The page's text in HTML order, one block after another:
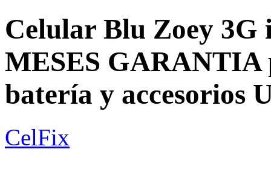
Celular Blu Zoey 3G
MESES GARANTIA
batería y accesorios
CelFix